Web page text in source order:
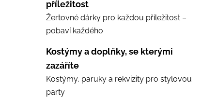
příležitost
Žertovné dárky pro každou příležitost –
pobaví každého
Kostýmy a doplňky, se kterými
zazáříte
Kostýmy, paruky a rekvizity pro stylovou
party